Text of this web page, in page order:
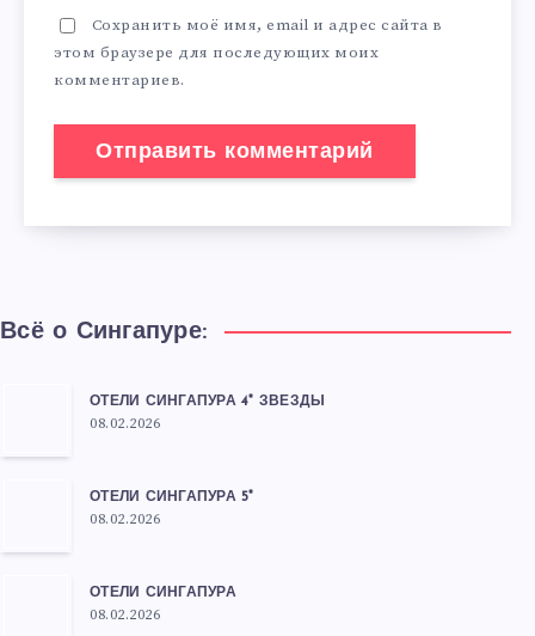
Сохранить моё имя, email и адрес сайта в
этом браузере для последующих моих
комментариев.
Всё о Сингапуре:
ОТЕЛИ СИНГАПУРА 4* ЗВЕЗДЫ
08.02.2026
ОТЕЛИ СИНГАПУРА 5*
08.02.2026
ОТЕЛИ СИНГАПУРА
08.02.2026